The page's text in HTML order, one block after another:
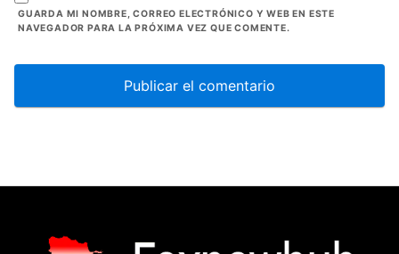
GUARDA MI NOMBRE, CORREO ELECTRÓNICO Y WEB EN ESTE
NAVEGADOR PARA LA PRÓXIMA VEZ QUE COMENTE.